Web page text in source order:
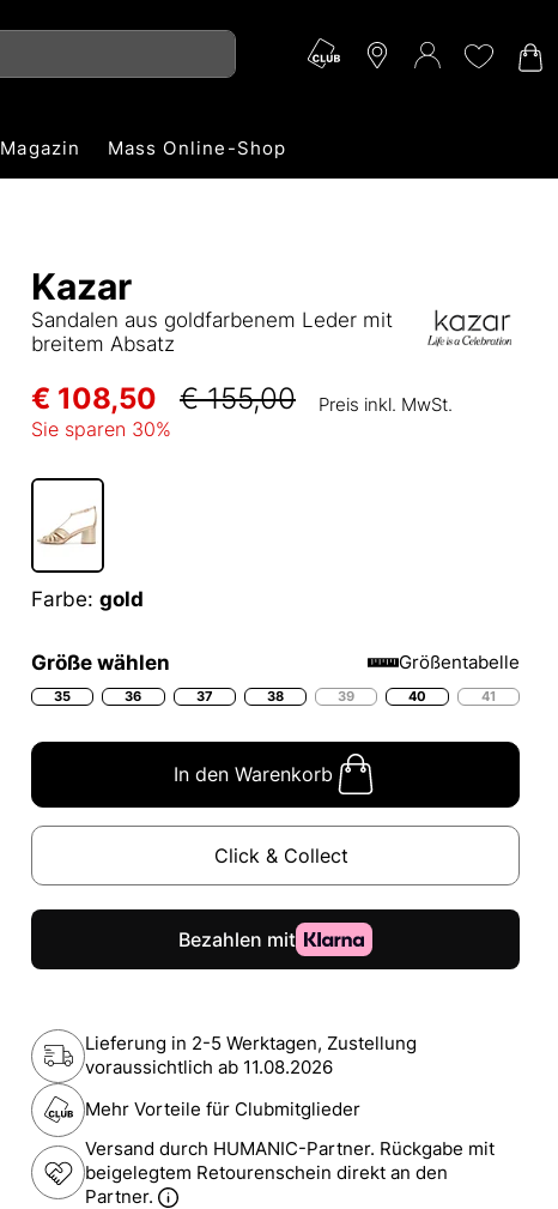
Magazin Mass Online-Shop
Kazar
Sandalen aus goldfarbenem Leder mit
breitem Absatz
€ 108,50 € 155,00 Preis inkl. MwSt.
Sie sparen 30%
Farbe: gold
Größe wählen Größentabelle
35 36 37 38 39 40 41
In den Warenkorb
Click & Collect
Lieferung in 2-5 Werktagen, Zustellung
voraussichtlich ab 11.08.2026
Mehr Vorteile für Clubmitglieder
Versand durch HUMANIC-Partner. Rückgabe mit
beigelegtem Retourenschein direkt an den
Partner.